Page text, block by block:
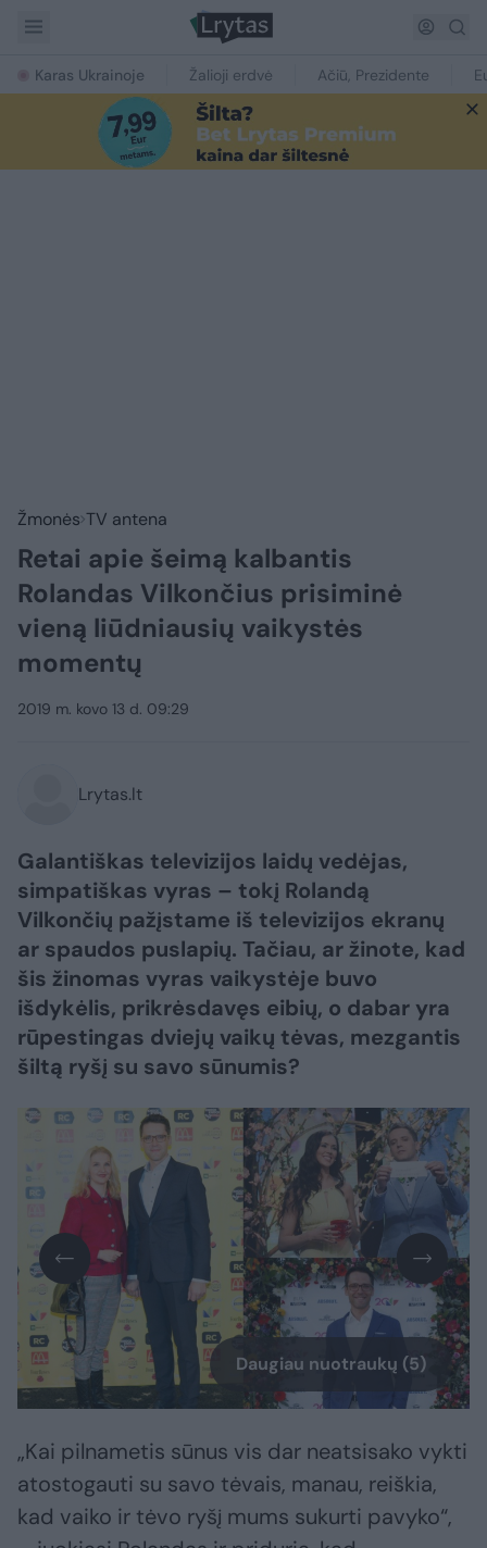
Karas Ukrainoje Žalioji erdvė Ačiū, Prezidente
Žmonės TV antena
Retai apie šeimą kalbantis
Rolandas Vilkončius prisiminė
vieną liūdniausių vaikystės
momentų
2019 m. kovo 13 d. 09:29
Lrytas.lt
Galantiškas televizijos laidų vedėjas,
simpatiškas vyras – tokį Rolandą
Vilkončių pažįstame iš televizijos ekranų
ar spaudos puslapių. Tačiau, ar žinote, kad
šis žinomas vyras vaikystėje buvo
išdykėlis, prikrėsdavęs eibių, o dabar yra
rūpestingas dviejų vaikų tėvas, mezgantis
šiltą ryšį su savo sūnumis?
Daugiau nuotraukų (5)
„Kai pilnametis sūnus vis dar neatsisako vykti
atostogauti su savo tėvais, manau, reiškia,
kad vaiko ir tėvo ryšį mums sukurti pavyko“,